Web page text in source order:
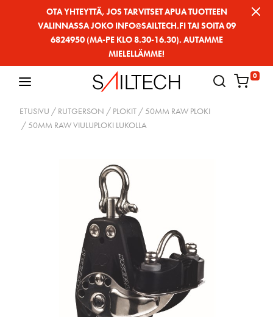
OTA YHTEYTTÄ, JOS TARVITSET APUA TUOTTEEN
VALINNASSA JOKO INFO@SAILTECH.FI TAI SOITA 09
6824950 (MA-PE KLO 8.30-16.30). AUTAMME
MIELELLÄMME!
0
ETUSIVU / RUTGERSON / PLOKIT /50MM RAW PLOKI
/ 50MM RAW VIULUPLOKI LUKOLLA